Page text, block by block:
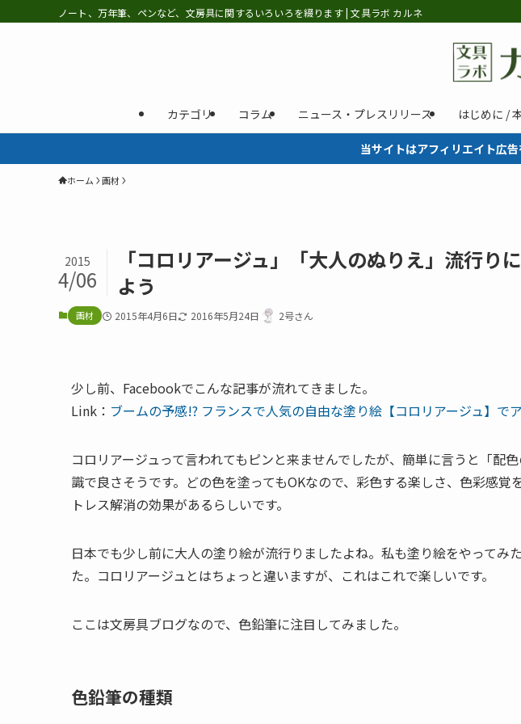
ノート、万年筆、ペンなど、文房具に関するいろいろを綴ります | 文具ラボ カルネ
カテゴリ コラム ニュース・プレスリリース はじめに /
当サイトはアフィリエイト広
ホーム 画材
「コロリアージュ」「大人のぬりえ」流行り
よう
2015
4/06
画材 2015年4月6日 2016年5月24日 2号さん
少し前、Facebookでこんな記事が流れてきました。
Link： ブームの予感!? フランスで人気の自由な塗り絵【コロリアージュ】で
コロリアージュって言われてもピンと来ませんでしたが、簡単に言うと「配
識で良さそうです。どの色を塗ってもOKなので、彩色する楽しさ、色彩感覚
トレス解消の効果があるらしいです。
日本でも少し前に大人の塗り絵が流行りましたよね。私も塗り絵をやってみ
た。コロリアージュとはちょっと違いますが、これはこれで楽しいです。
ここは文房具ブログなので、色鉛筆に注目してみました。
色鉛筆の種類